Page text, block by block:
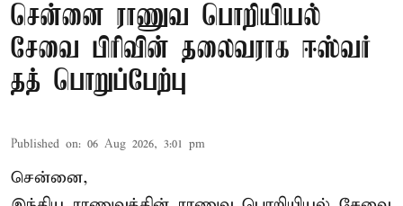
சென்னை ராணுவ பொறியியல்
சேவை பிரிவின் தலைவராக ஈஸ்வர்
தத் பொறுப்பேற்பு
Published on: 06 Aug 2026, 3:01 pm
சென்னை,